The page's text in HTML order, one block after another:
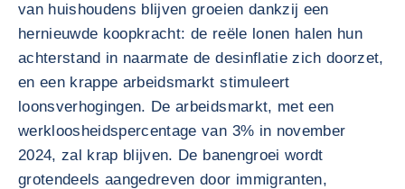
van huishoudens blijven groeien dankzij een
hernieuwde koopkracht: de reële lonen halen hun
achterstand in naarmate de desinflatie zich doorzet,
en een krappe arbeidsmarkt stimuleert
loonsverhogingen. De arbeidsmarkt, met een
werkloosheidspercentage van 3% in november
2024, zal krap blijven. De banengroei wordt
grotendeels aangedreven door immigranten,